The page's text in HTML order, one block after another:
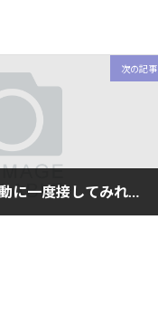
次の記事
佳織さんの導きや言動に一度接してみれば、また次も！になると思います